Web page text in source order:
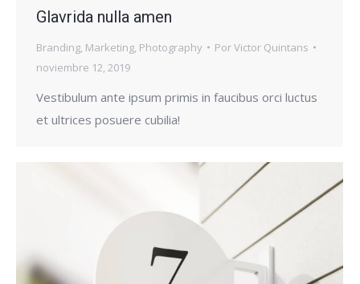
Glavrida nulla amen
Branding, Marketing, Photography PorVictor Quintans
noviembre 12, 2019
Vestibulum ante ipsum primis in faucibus orci luctus
et ultrices posuere cubilia!